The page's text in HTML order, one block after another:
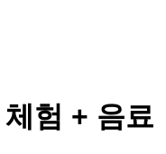
험 + 음료